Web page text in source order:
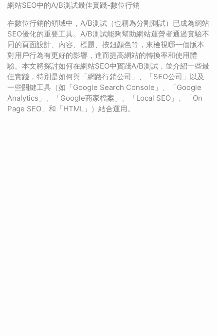
網站SEO中的A/B測試最佳實踐-數位行銷
在數位行銷的領域中，A/B測試（也稱為分割測試）已成為網站
SEO優化的重要工具。A/B測試能夠幫助網站運營者通過實驗不
同的頁面設計、內容、標題、按鈕顏色等，來檢視哪一個版本
對用戶行為有更好的影響，進而提高網站的轉換率和使用體
驗。本文將探討如何在網站SEO中實踐A/B測試，並介紹一些最
佳實踐，特別是如何與「網路行銷公司」、「SEO公司」以及
一些關鍵工具（如「Google Search Console」、「Google
Analytics」、「Google商家檔案」、「Local SEO」、「On
Page SEO」和「HTML」）結合運用。